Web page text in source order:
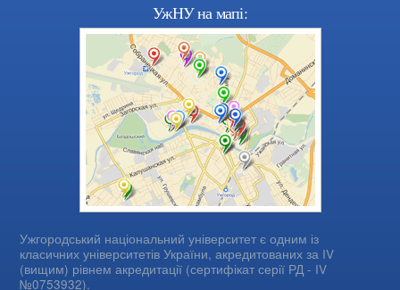
УжНУ на мапі:
Ужгородський національний університет є одним із
класичних університетів України, акредитованих за IV
(вищим) рівнем акредитації (сертифікат серії РД - IV
№0753932).